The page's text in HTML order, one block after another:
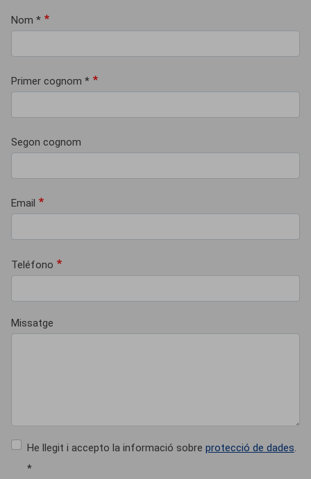
Nom *
Primer cognom *
Segon cognom
Email
Teléfono
Missatge
He llegit i accepto la informació sobre protecció de dades.
*